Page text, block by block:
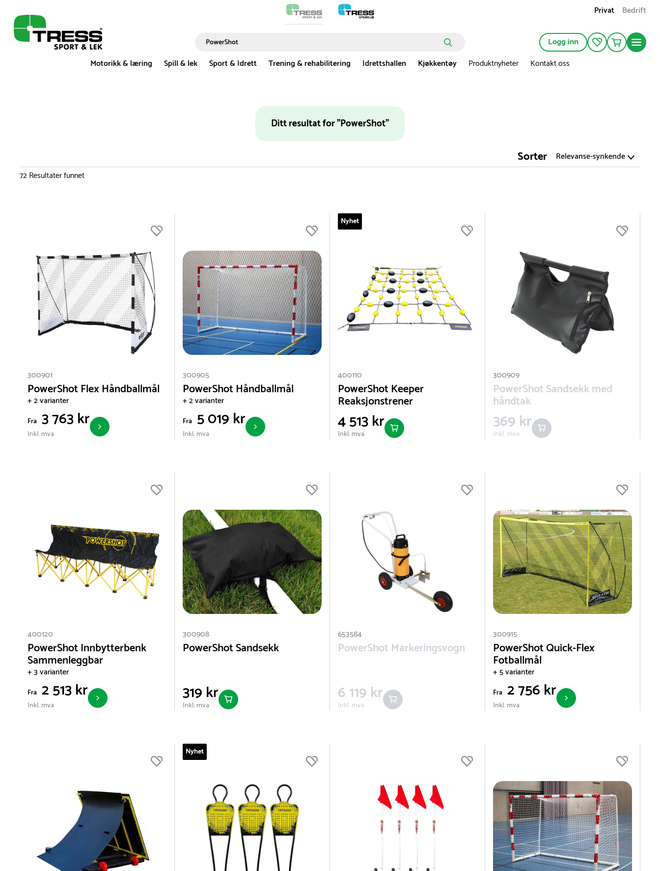
Privat Bedrift
Logg inn
Motorikk & læring
Spill & lek Sport & Idrett Trening & rehabilitering Idrettshallen Kjøkkentøy Produktnyheter Kontakt oss
Ditt resultat for "PowerShot"
Sorter
Relevanse-synkende
72Resultater funnet
300901
PowerShot Flex Håndballmål
+ 2 varianter
Fra 3 763 kr
Inkl. mva
300905
PowerShot Håndballmål
+ 2 varianter
Fra 5 019 kr
Inkl. mva
Nyhet
400110
PowerShot Keeper
Reaksjonstrener
4 513 kr
Inkl. mva
300909
PowerShot Sandsekk med
håndtak
369 kr
Inkl. mva
400120
PowerShot Innbytterbenk
Sammenleggbar
+ 3 varianter
Fra 2 513 kr
Inkl. mva
300908
PowerShot Sandsekk
319 kr
Inkl. mva
653584
PowerShot Markeringsvogn
6 119 kr
Inkl. mva
300915
PowerShot Quick-Flex
Fotballmål
+ 5 varianter
Fra 2 756 kr
Inkl. mva
Nyhet